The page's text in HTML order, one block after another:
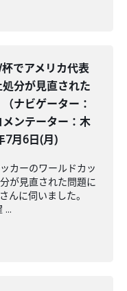
杯でアメリカ代表
分が見直された
ナビゲーター：
ンテーター：木
7月6日(月)
カーのワールドカッ
が見直された問題に
んに伺いました。
...